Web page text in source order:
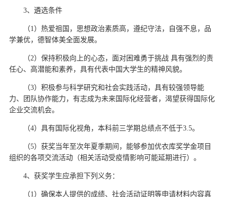
3、遴选条件
（1）热爱祖国，思想政治素质高，遵纪守法，自强不息，品
学兼优，德智体美全面发展。
（2）保持积极向上的心态，面对困难勇于挑战 具有强烈的责
任心、高潜能和素养，具有代表中国大学生的精神风貌。
（3）积极参与科学研究和社会实践活动，具有较强领导能
力、团队协作能力，有志成为未来国际化经营者，渴望获得国际化
企业交流机会。
（4）具有国际化视角，本科前三学期总绩点不低于3.5。
（5）获奖当年至次年夏季期间，能够参加优衣库奖学金项目
组织的各项交流活动（相关活动受疫情影响可能延期进行）。
4、获奖学生应承担下列义务：
（1）确保本人提供的成绩、社会活动证明等申请材料内容真